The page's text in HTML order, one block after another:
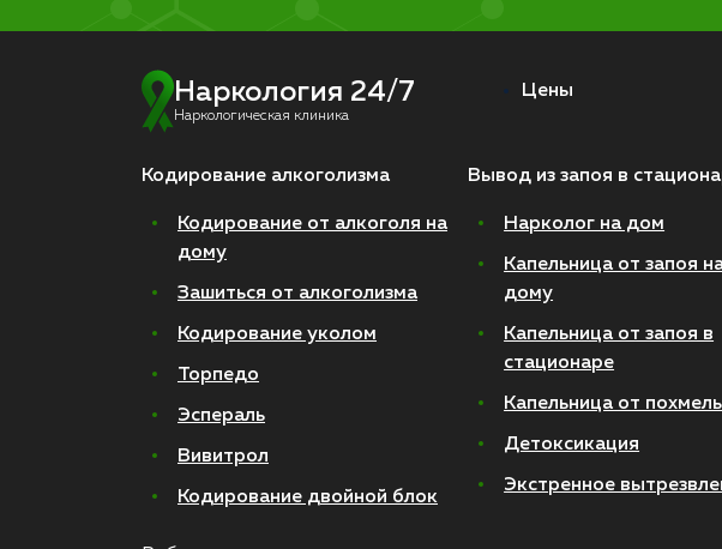
Наркология 24/7
Наркологическая клиника
Цены
Кодирование алкоголизма
Кодирование от алкоголя на
дому
Зашиться от алкоголизма
Кодирование уколом
Торпедо
Эспераль
Вивитрол
Кодирование двойной блок
Вывод из запоя в
Нарколог на дом
Капельница от запоя
дому
Капельница от запоя в
стационаре
Капельница от
Детоксикация
Экстренное